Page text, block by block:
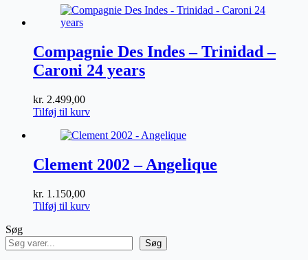
Compagnie Des Indes – Trinidad –
Caroni 24 years
kr. 2.499,00
Tilføj til kurv
Clement 2002 – Angelique
kr. 1.150,00
Tilføj til kurv
Søg
Søg